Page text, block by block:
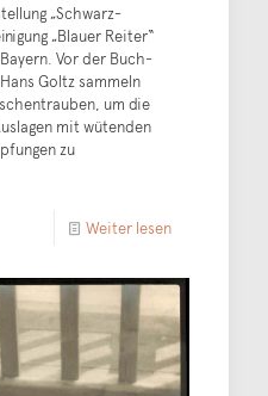
„Schwarz-
„Blauer Reiter“
Vor der Buch-
Goltz sammeln
um die
mit wütenden
zu
Weiter lesen